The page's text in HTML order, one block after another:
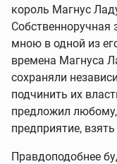
король Магнус
Собственноручная
мною в одной из
времена Магнуса
сохраняли
подчинить их
предложил
предприятие,
Правдоподобнее